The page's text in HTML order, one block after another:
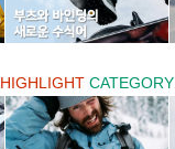
HIGHLIGHT CATEGORY